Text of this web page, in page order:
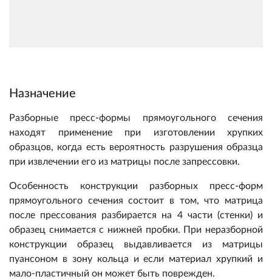
Назначение
Разборные пресс-формы прямоугольного сечения
находят применение при изготовлении хрупких
образцов, когда есть вероятность разрушения образца
при извлечении его из матрицы после запрессовки.
Особенность конструкции разборных пресс-форм
прямоугольного сечения состоит в том, что матрица
после прессования разбирается на 4 части (стенки) и
образец снимается с нижней пробки. При неразборной
конструкции образец выдавливается из матрицы
пуансоном в зону кольца и если материал хрупкий и
мало-пластичный он может быть поврежден.